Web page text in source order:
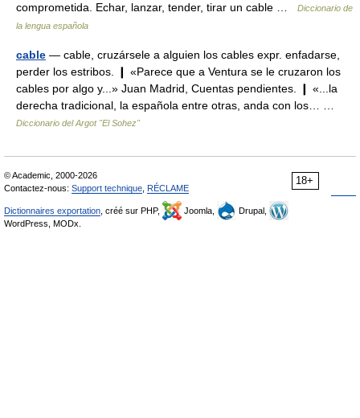
comprometida. Echar, lanzar, tender, tirar un cable …
Diccionario de
la lengua española
cable — cable, cruzársele a alguien los cables expr. enfadarse,
perder los estribos. ❙ «Parece que a Ventura se le cruzaron los
cables por algo y...» Juan Madrid, Cuentas pendientes. ❙ «...la
derecha tradicional, la española entre otras, anda con los… …
Diccionario del Argot "El Sohez"
18+
© Academic, 2000-2026
Contactez-nous: Support technique RÉCLAME
Dictionnaires exportation , créé sur PHP, Joomla,
Drupal,
WordPress, MODx.